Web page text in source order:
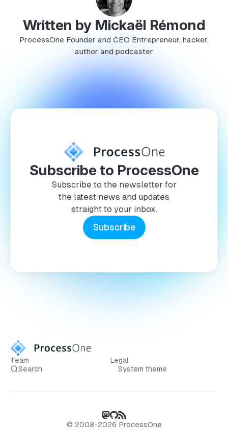
Written by Mickaël Rémond
ProcessOne Founder and CEO Entrepreneur, hacker,
author and podcaster
Subscribe to ProcessOne
Subscribe to the newsletter for
the latest news and updates
straight to your inbox.
Subscribe
Team
Legal
Search
System theme
© 2008-2026 ProcessOne